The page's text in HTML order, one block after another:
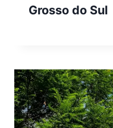
Grosso do Sul